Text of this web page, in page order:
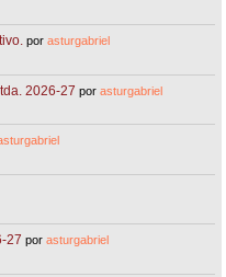
porasturgabriel
2026-27 porasturgabriel
27 porasturgabriel